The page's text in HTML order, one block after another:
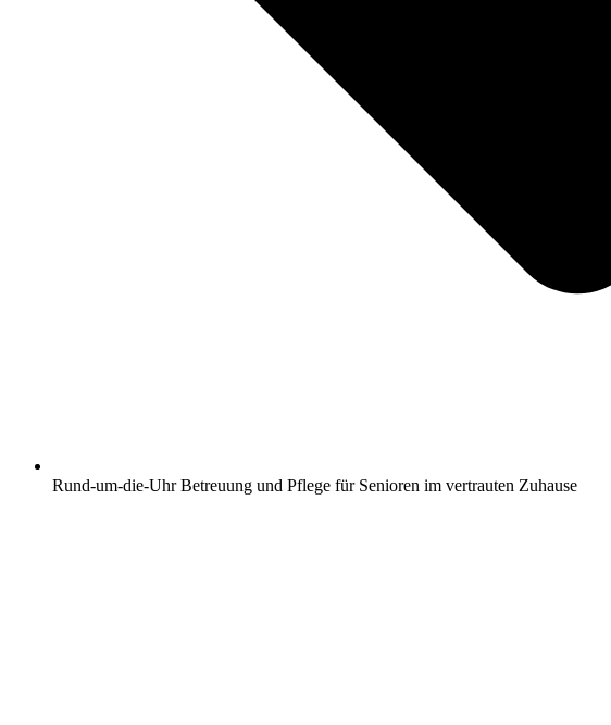
Rund-um-die-Uhr Betreuung und Pflege für Senioren im vertrauten Zuhause